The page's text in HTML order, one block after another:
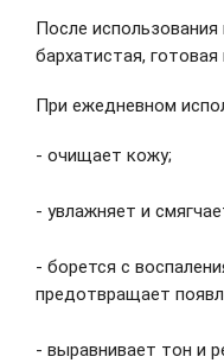
После
бархатистая,
При ежедневном
- очищает кожу;
- увлажняет и
- борется с
предотвращает
- выравнивает тон и